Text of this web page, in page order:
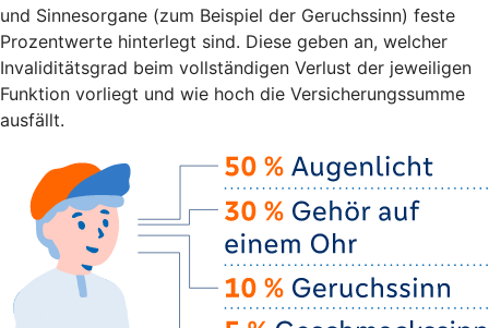
und Sinnesorgane (zum Beispiel der Geruchssinn) feste
Prozentwerte hinterlegt sind. Diese geben an, welcher
Invaliditätsgrad beim vollständigen Verlust der jeweiligen
Funktion vorliegt und wie hoch die Versicherungssumme
ausfällt.